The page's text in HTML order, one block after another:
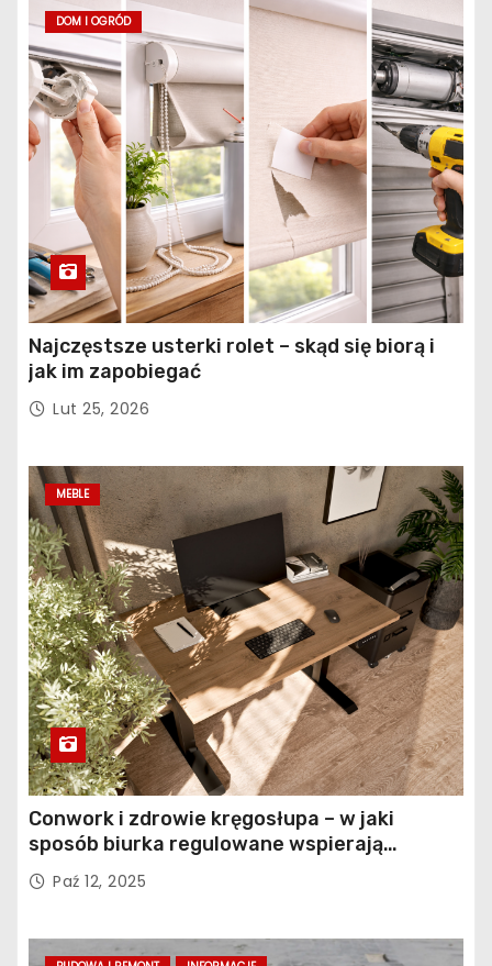
DOM I OGRÓD
Najczęstsze usterki rolet – skąd się biorą i
jak im zapobiegać
Lut 25, 2026
MEBLE
Conwork i zdrowie kręgosłupa – w jaki
sposób biurka regulowane wspierają
profilaktykę bólu pleców
Paź 12, 2025